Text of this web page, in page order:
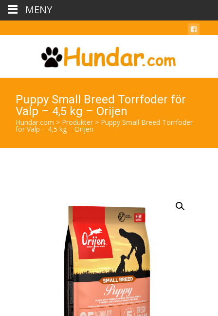
Puppy Small Breed Torrfoder för
Valp – 4,5 kg – Orijen
Hundar.com > Produkter > Puppy Small Breed Torrfoder
för Valp – 4,5 kg – Orijen
MENY